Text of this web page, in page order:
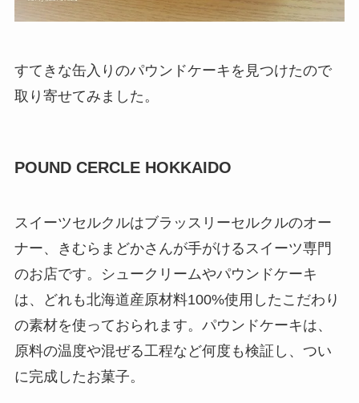
すてきな缶入りのパウンドケーキを見つけたので
取り寄せてみました。
POUND CERCLE HOKKAIDO
スイーツセルクルはブラッスリーセルクルのオー
ナー、きむらまどかさんが手がけるスイーツ専門
のお店です。シュークリームやパウンドケーキ
は、どれも北海道産原材料100%使用したこだわり
の素材を使っておられます。パウンドケーキは、
原料の温度や混ぜる工程など何度も検証し、つい
に完成したお菓子。